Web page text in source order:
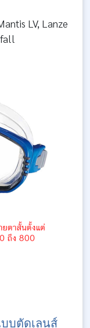
LV, Lanze
บตัดเลนส์